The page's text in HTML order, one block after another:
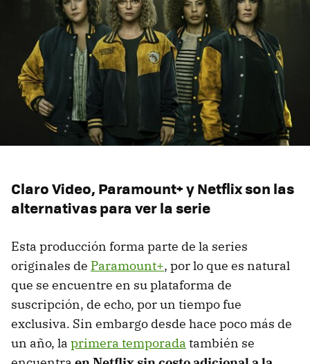
Claro Video, Paramount+ y Netflix son las
alternativas para ver la serie
Esta producción forma parte de la series
originales de Paramount+, por lo que es natural
que se encuentre en su plataforma de
suscripción, de echo, por un tiempo fue
exclusiva. Sin embargo desde hace poco más de
un año, la primera temporada también se